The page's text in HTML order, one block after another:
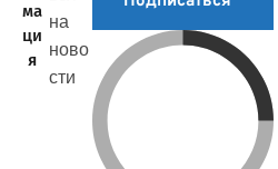
ма
ци
я
на
ново
сти